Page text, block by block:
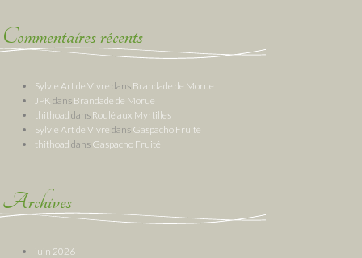
Commentaires récents
Sylvie Art de Vivre dans Brandade de Morue
JPK dans Brandade de Morue
thithoad dans Roulé aux Myrtilles
Sylvie Art de Vivre dans Gaspacho Fruité
thithoad dans Gaspacho Fruité
Archives
juin 2026